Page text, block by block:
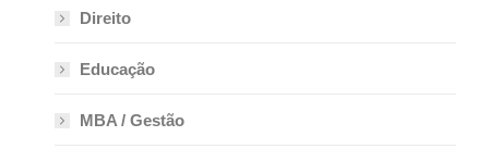
Direito
Educação
MBA / Gestão